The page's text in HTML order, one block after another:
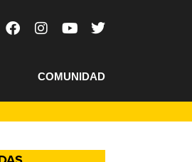
COMUNIDAD